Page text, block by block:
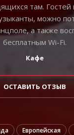
там. Гостей
можно
а также
бесплатным Wi-Fi.
Кафе
ОСТАВИТЬ ОТЗЫВ
Европейская